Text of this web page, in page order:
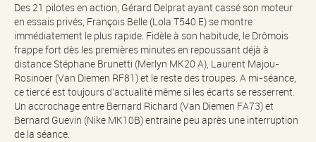
Des 21 pilotes en action, Gérard Delprat ayant cassé son moteur
en essais privés, François Belle (Lola T540 E) se montre
immédiatement le plus rapide. Fidèle à son habitude, le Drômois
frappe fort dès les premières minutes en repoussant déjà à
distance Stéphane Brunetti (Merlyn MK20 A), Laurent Majou-
Rosinoer (Van Diemen RF81) et le reste des troupes. A mi-séance,
ce tiercé est toujours d’actualité même si les écarts se resserrent.
Un accrochage entre Bernard Richard (Van Diemen FA73) et
Bernard Guevin (Nike MK10B) entraine peu après une interruption
de la séance.